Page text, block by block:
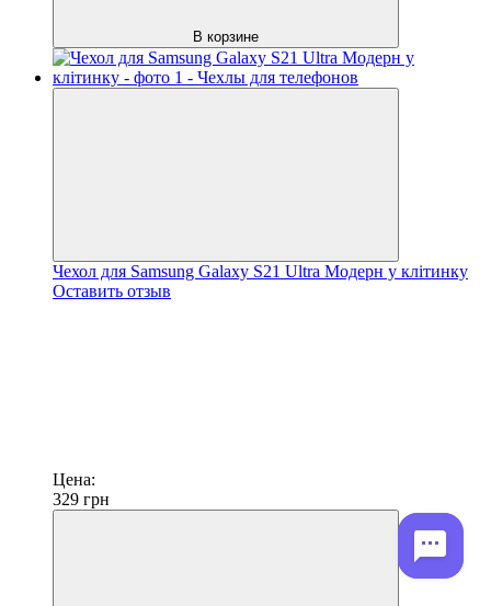
В корзине
Чехол для Samsung Galaxy S21 Ultra Модерн у клітинку
Оставить отзыв
Цена:
329 грн